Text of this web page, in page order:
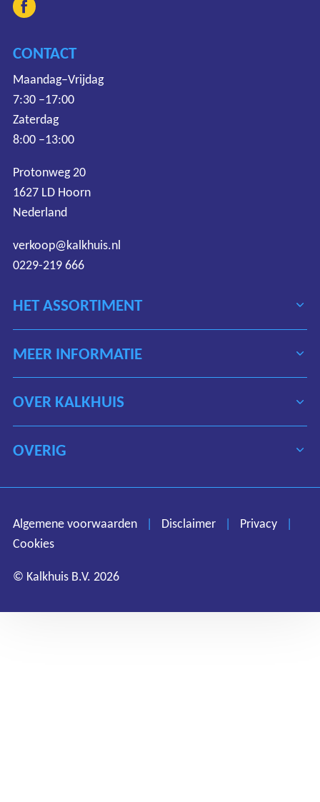
Disclaimer
Privacy
HET ASSORTIMENT
MEER INFORMATIE
OVER KALKHUIS
CONTACT
Maandag–Vrijdag
7:30 –17:00
Zaterdag
8:00 –13:00
Protonweg 20
1627 LD Hoorn
Nederland
verkoop@kalkhuis.nl
0229-219 666
OVERIG
Algemene voorwaarden | Disclaimer | Privacy
|
Cookies
© Kalkhuis B.V. 2026